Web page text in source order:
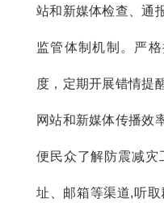
站和新媒体检查、通
监管体制机制。严格
度，定期开展错情提
网站和新媒体传播效
便民众了解防震减灾
址、邮箱等渠道,听